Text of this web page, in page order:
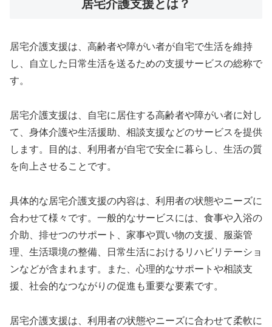
居宅介護支援とは？
居宅介護支援は、高齢者や障がい者が自宅で生活を維持
し、自立した日常生活を送るための支援サービスの総称で
す。
居宅介護支援は、自宅に居住する高齢者や障がい者に対し
て、身体介護や生活援助、相談支援などのサービスを提供
します。目的は、利用者が自宅で安全に暮らし、生活の質
を向上させることです。
具体的な居宅介護支援の内容は、利用者の状態やニーズに
合わせて様々です。一般的なサービスには、食事や入浴の
介助、排せつのサポート、家事や買い物の支援、服薬管
理、生活環境の整備、日常生活におけるリハビリテーショ
ンなどが含まれます。また、心理的なサポートや相談支
援、社会的なつながりの促進も重要な要素です。
居宅介護支援は、利用者の状態やニーズに合わせて柔軟に